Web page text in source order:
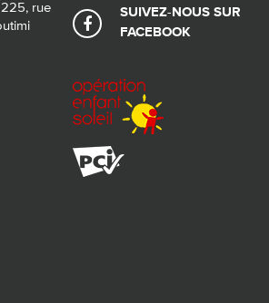
rue
SUIVEZ-NOUS SUR
FACEBOOK